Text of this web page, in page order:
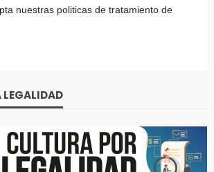
nuestras politicas de tratamiento de
LEGALIDAD